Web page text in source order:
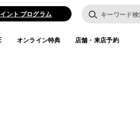
ント プログラム
オンライン特典 店舗・来店予約